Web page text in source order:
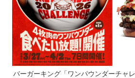
バーガーキング「ワンパウンダーチャ